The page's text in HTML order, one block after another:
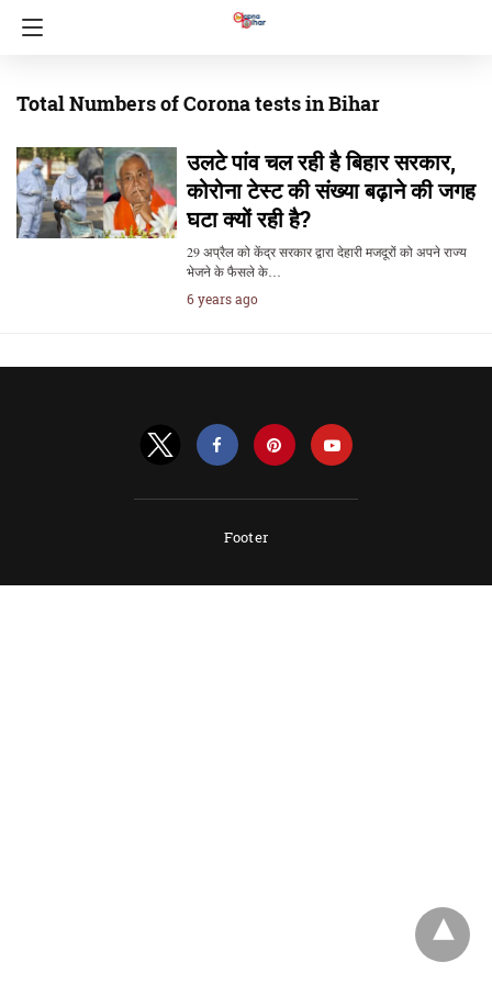
Total Numbers of Corona tests in Bihar
उलटे पांव चल रही है बिहार सरकार,
कोरोना टेस्ट की संख्या बढ़ाने की जगह
घटा क्यों रही है?
29 अप्रैल को केंद्र सरकार द्वारा देहारी मजदूरों को अपने राज्य
भेजने के फैसले के…
6 years ago
Footer